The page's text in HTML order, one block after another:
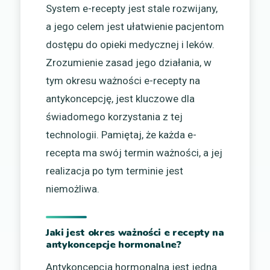
System e-recepty jest stale rozwijany,
a jego celem jest ułatwienie pacjentom
dostępu do opieki medycznej i leków.
Zrozumienie zasad jego działania, w
tym okresu ważności e-recepty na
antykoncepcję, jest kluczowe dla
świadomego korzystania z tej
technologii. Pamiętaj, że każda e-
recepta ma swój termin ważności, a jej
realizacja po tym terminie jest
niemożliwa.
Jaki jest okres ważności e recepty na
antykoncepcje hormonalne?
Antykoncepcja hormonalna jest jedną